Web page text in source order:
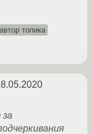
автор топика